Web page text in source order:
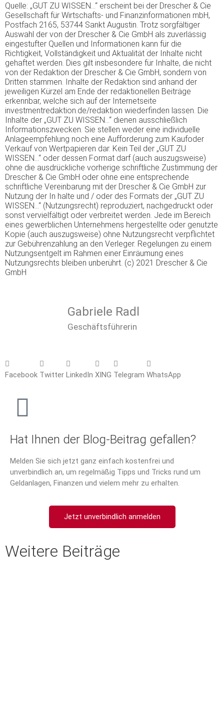
Quelle: „GUT ZU WISSEN…“ erscheint bei der Drescher & Cie
Gesellschaft für Wirtschafts- und Finanzinformationen mbH,
Postfach 2165, 53744 Sankt Augustin. Trotz sorgfältiger
Auswahl der von der Drescher & Cie GmbH als zuverlässig
eingestufter Quellen und Informationen kann für die
Richtigkeit, Vollständigkeit und Aktualität der Inhalte nicht
gehaftet werden. Dies gilt insbesondere für Inhalte, die nicht
von der Redaktion der Drescher & Cie GmbH, sondern von
Dritten stammen. Inhalte der Redaktion sind anhand der
jeweiligen Kürzel am Ende der redaktionellen Beiträge
erkennbar, welche sich auf der Internetseite
investmentredaktion.de/redaktion wiederfinden lassen. Die
Inhalte der „GUT ZU WISSEN…“ dienen ausschließlich
Informationszwecken. Sie stellen weder eine individuelle
Anlageempfehlung noch eine Aufforderung zum Kaufoder
Verkauf von Wertpapieren dar. Kein Teil der „GUT ZU
WISSEN…“ oder dessen Format darf (auch auszugsweise)
ohne die ausdrückliche vorherige schriftliche Zustimmung der
Drescher & Cie GmbH oder ohne eine entsprechende
schriftliche Vereinbarung mit der Drescher & Cie GmbH zur
Nutzung der In halte und / oder des Formats der „GUT ZU
WISSEN…“ (Nutzungsrecht) reproduziert, nachgedruckt oder
sonst vervielfältigt oder verbreitet werden. Jede im Bereich
eines gewerblichen Unternehmens hergestellte oder genutzte
Kopie (auch auszugsweise) ohne Nutzungsrecht verpflichtet
zur Gebührenzahlung an den Verleger. Regelungen zu einem
Nutzungsentgelt im Rahmen einer Einräumung eines
Nutzungsrechts bleiben unberührt. (c) 2021 Drescher & Cie
GmbH
Gabriele Radl
Geschäftsführerin
Facebook Twitter LinkedIn XING Telegram WhatsApp
Hat Ihnen der Blog-Beitrag gefallen?
Melden Sie sich jetzt ganz einfach kostenfrei und
unverbindlich an, um regelmäßig Tipps und Tricks rund um
Geldanlagen, Finanzen und vielem mehr zu erhalten.
Jetzt unverbindlich anmelden
Weitere Beiträge